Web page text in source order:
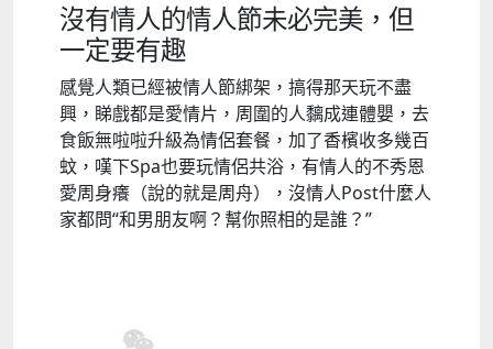
沒有情人的情人節未必完美，但
一定要有趣
感覺人類已經被情人節綁架，搞得那天玩不盡
興，睇戲都是愛情片，周圍的人黐成連體嬰，去
食飯無啦啦升級為情侶套餐，加了香檳收多幾百
蚊，嘆下Spa也要玩情侶共浴，有情人的不秀恩
愛周身癢（說的就是周舟），沒情人Post什麼人
家都問“和男朋友啊？幫你照相的是誰？”